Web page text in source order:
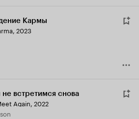
Кармы
, 2023
встретимся снова
Again, 2022